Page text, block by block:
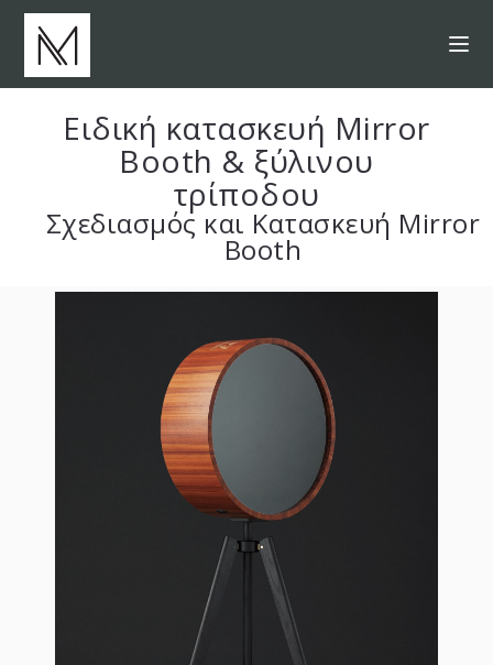
Ειδική κατασκευή Mirror
Booth & ξύλινου
τρίποδου
Σχεδιασμός και Κατασκευή Mirror
Booth